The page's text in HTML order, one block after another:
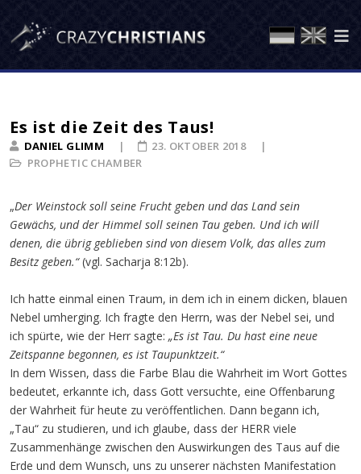
Es ist die Zeit des Taus!
DANIEL GLIMM
PROPHETIC CHAMBER
23. OKTOBER 2018
„Der Weinstock soll seine Frucht geben und das Land sein
Gewächs, und der Himmel soll seinen Tau geben. Und ich will
denen, die übrig geblieben sind von diesem Volk, das alles zum
Besitz geben.“(vgl. Sacharja 8:12b).
Ich hatte einmal einen Traum, in dem ich in einem dicken, blauen
Nebel umherging. Ich fragte den Herrn, was der Nebel sei, und
ich spürte, wie der Herr sagte: „Es ist Tau. Du hast eine neue
Zeitspanne begonnen, es ist Taupunktzeit.“
In dem Wissen, dass die Farbe Blau die Wahrheit im Wort Gottes
bedeutet, erkannte ich, dass Gott versuchte, eine Offenbarung
der Wahrheit für heute zu veröffentlichen. Dann begann ich,
„Tau“ zu studieren, und ich glaube, dass der HERR viele
Zusammenhänge zwischen den Auswirkungen des Taus auf die
Erde und dem Wunsch, uns zu unserer nächsten Manifestation